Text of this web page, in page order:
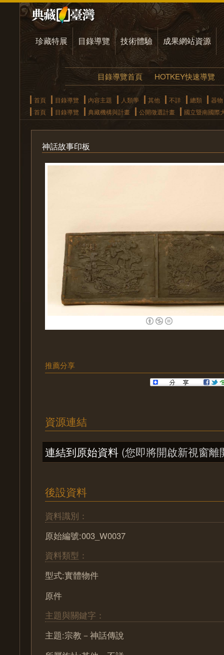
珍藏特展 目錄導覽 技術體驗 成果網站資源
目錄導覽首頁 HOTKEY快速導覽
首頁 目錄導覽 內容主題 人類學 其他 不詳 總類
器物
首頁
目錄導覽 典藏機構與計畫 公開徵選計畫 國立暨南國際
神話故事印板
推薦分享
資源連結
連結到原始資料 (您即將開啟新視窗離
後設資料
資料識別：
原始編號:003_W0037
資料類型：
型式:實體物件
原件
主題與關鍵字：
主題:宗教－神話傳說